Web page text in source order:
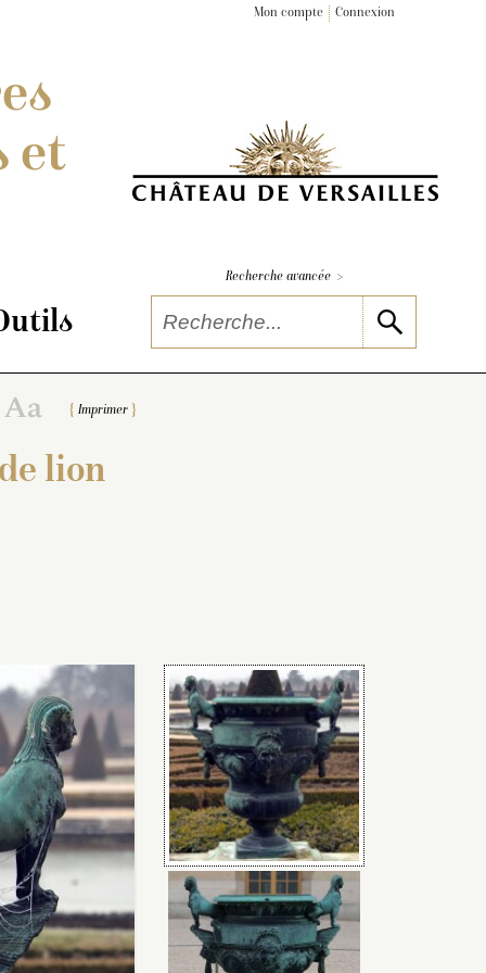
Mon compte Connexion
et
Recherche avancée >
Imprimer
lion